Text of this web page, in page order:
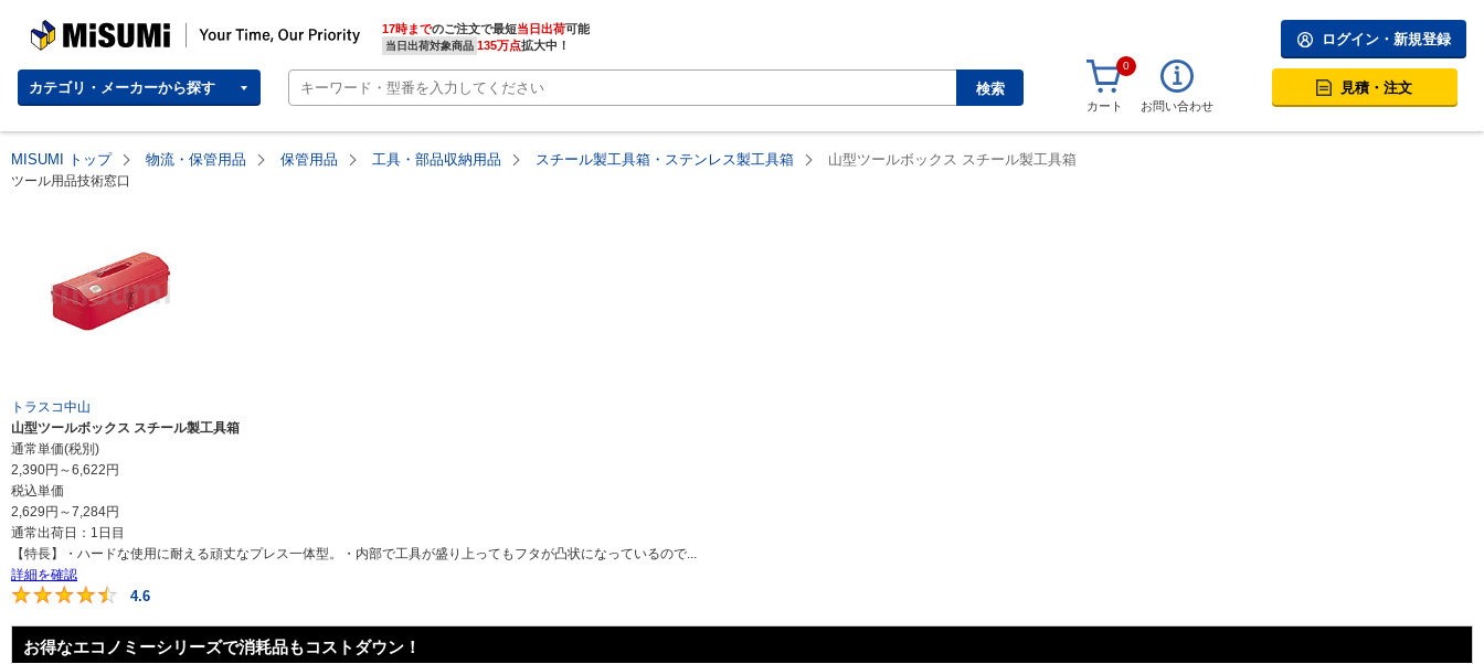
MISUMI | Your Time, Our Priority 17時までのご注文で最短当日出荷
当日出荷対象商品 135万点拡大中！
カテゴリ・メーカーから探す 検索
ログイン・新規登録
0
カート お問い合わせ
見積・注文
MISUMI トップ 物流・保管用品 保管用品 工具・部品収納用品 スチール製工具箱・ステンレス製工具箱 山型ツールボックス スチール製工具箱
ツール用品技術窓口
トラスコ中山
山型ツールボックス スチール製工具箱
通常単価(税別)
2,390円 ～6,622 円
税込単価
2,629 円 ～7,284円
通常出荷日： 1日目
【特長】・ハードな使用に耐える頑丈なプレス一体型。・内部で工具が盛り上ってもフタが凸状になっているので...
詳細を確認
4.6
お得なエコノミーシリーズで消耗品もコストダウン！